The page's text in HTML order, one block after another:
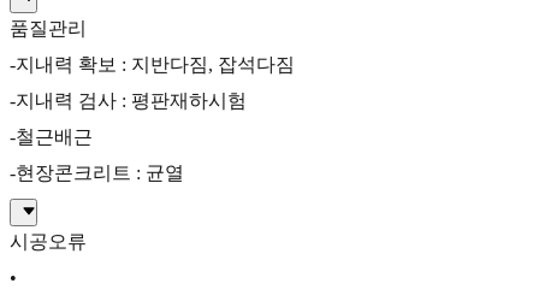
품질관리
-지내력 확보 : 지반다짐, 잡석다짐
-지내력 검사 : 평판재하시험
-철근배근
-현장콘크리트 : 균열
시공오류
•